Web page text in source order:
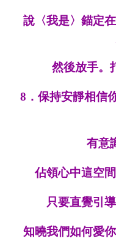
說〈我是〉錨定
然後放手。
8． 保持安靜相信
有意
佔領心中這空間
只要直覺引
知曉我們如何愛